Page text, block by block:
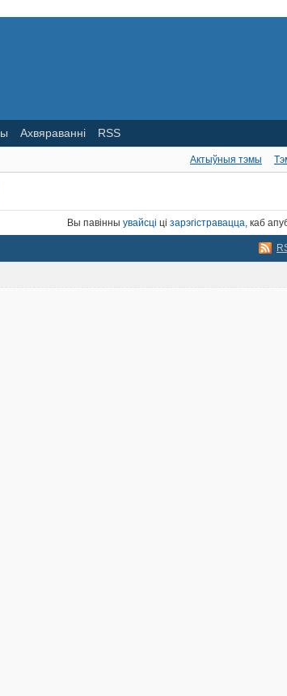
Ахвяраванні RSS
Актыўныя тэмы
Вы павінны увайсці ці зарэгістравацца , каб